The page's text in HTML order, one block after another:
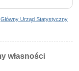
udziałem
brakiem przewagi
Główny Urząd Statystyczny
własności